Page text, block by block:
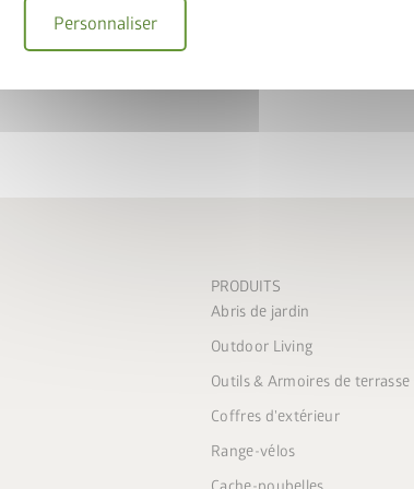
Personnaliser
PRODUITS
Abris de jardin
Outdoor Living
Outils & Armoires de terrasse
Coffres d'extérieur
Range-vélos